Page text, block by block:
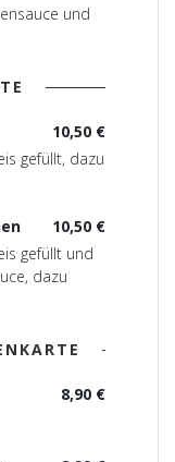
und
10,50 €
gefüllt, dazu
10,50 €
gefüllt und
dazu
8,90 €